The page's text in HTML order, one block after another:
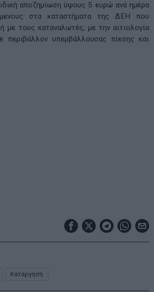
αποζημίωση ύψους 5 ευρώ ανά ημέρα
στα καταστήματα της ΔΕΗ που
με τους καταναλωτές, με την αιτιολογία
περιβάλλον υπερβάλλουσας πίεσης και
Καταργηση